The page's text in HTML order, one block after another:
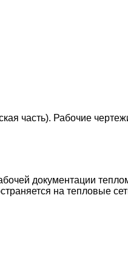
часть). Рабочие
документации
на тепловые